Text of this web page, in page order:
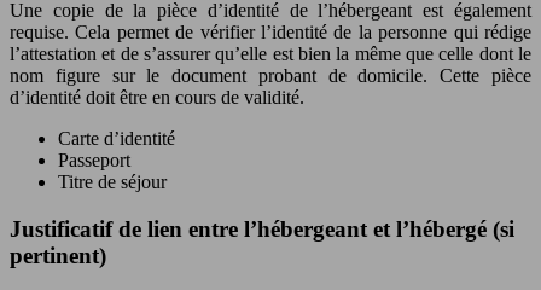
Une copie de la pièce d’identité de l’hébergeant est également
requise. Cela permet de vérifier l’identité de la personne qui rédige
l’attestation et de s’assurer qu’elle est bien la même que celle dont le
nom figure sur le document probant de domicile. Cette pièce
d’identité doit être en cours de validité.
Carte d’identité
Passeport
Titre de séjour
Justificatif de lien entre l’hébergeant et l’hébergé (si
pertinent)